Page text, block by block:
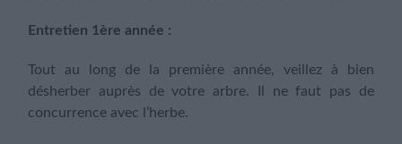
Entretien 1ère année :
Tout au long de la première année, veillez à bien
désherber auprès de votre arbre. Il ne faut pas de
concurrence avec l’herbe.